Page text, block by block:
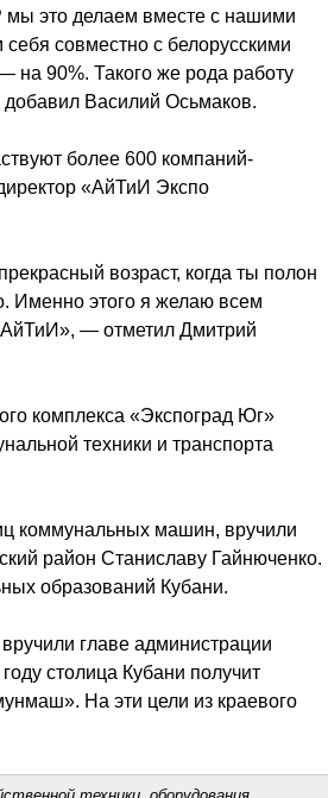
это делаем вместе с нашими
совместно с белорусскими
на 90%. Такого же рода работу
добавил Василий Осьмаков.
более 600 компаний-
«АйТиИ Экспо
возраст, когда ты полон
Именно этого я желаю всем
— отметил Дмитрий
комплекса «Экспоград Юг»
техники и транспорта
коммунальных машин, вручили
район Станиславу Гайнюченко.
образований Кубани.
главе администрации
столица Кубани получит
На эти цели из краевого